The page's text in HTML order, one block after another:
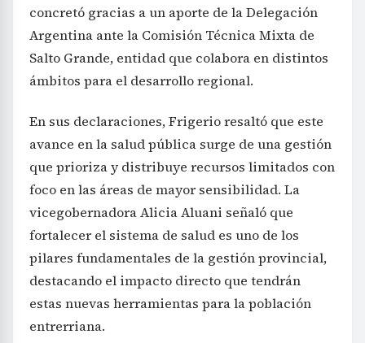
concretó gracias a un aporte de la Delegación
Argentina ante la Comisión Técnica Mixta de
Salto Grande, entidad que colabora en distintos
ámbitos para el desarrollo regional.
En sus declaraciones, Frigerio resaltó que este
avance en la salud pública surge de una gestión
que prioriza y distribuye recursos limitados con
foco en las áreas de mayor sensibilidad. La
vicegobernadora Alicia Aluani señaló que
fortalecer el sistema de salud es uno de los
pilares fundamentales de la gestión provincial,
destacando el impacto directo que tendrán
estas nuevas herramientas para la población
entrerriana.